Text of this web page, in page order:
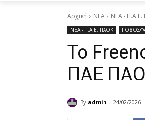
Αρχική ΝΕΑ ΝΕΑ -
ΝΕΑ - Π.Α.Ε. ΠΑΟΚ
Το
ΠΑΕ
By admin 24/02/2026